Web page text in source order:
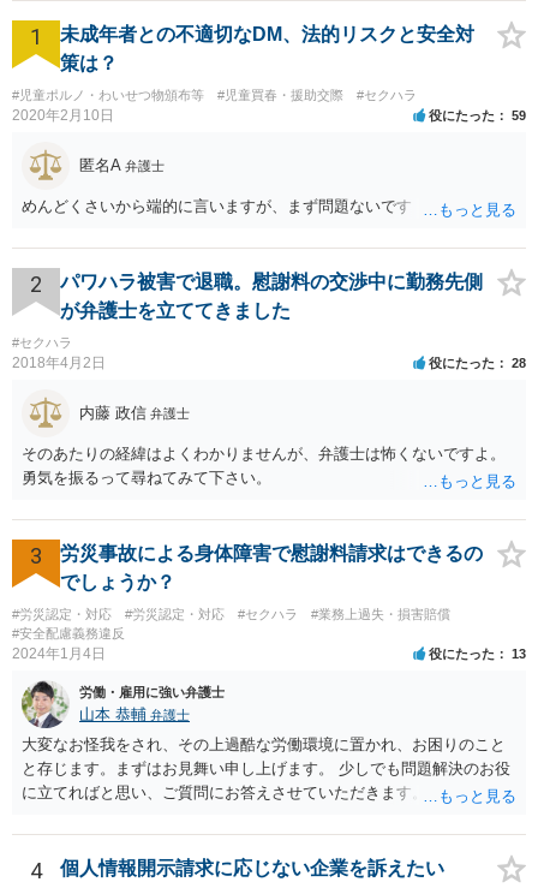
1
未成年者との不適切なDM、法的リスクと安全対
策は？
#児童ポルノ・わいせつ物頒布等 #児童買春・援助交際 #セクハラ
2020年2月10日 役にたった 59
匿名A 弁護士
めんどくさいから端的に言いますが、まず問題ないです
2
パワハラ被害で退職。慰謝料の交渉中に勤務先側
が弁護士を立ててきました
#セクハラ
2018年4月2日 役にたった 28
内藤 政信 弁護士
そのあたりの経緯はよくわかりませんが、弁護士は怖くないですよ。
勇気を振るって尋ねてみて下さい。
3
労災事故による身体障害で慰謝料請求はできるの
でしょうか？
#労災認定・対応 #労災認定・対応 #セクハラ
#業務上過失・損害賠償
#安全配慮義務違反
2024年1月4日 役にたった 13
労働・雇用に強い弁護士
山本 恭輔 弁護士
大変なお怪我をされ、その上過酷な労働環境に置かれ、お困りのこと
と存じます。まずはお見舞い申し上げます。 少しでも問題解決のお役
に立てればと思い、ご質問にお答えさせていただきます。 ご相談者の
我に関しては労災保険からの給付や会社からの損害賠償が、過重労働
に関しては未払残業代の支払が受けられる可能性がある事案とお見受
4 個人情報開示請求に応じない企業を訴えたい